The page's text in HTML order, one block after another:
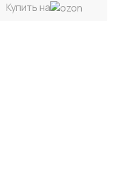
Купить на